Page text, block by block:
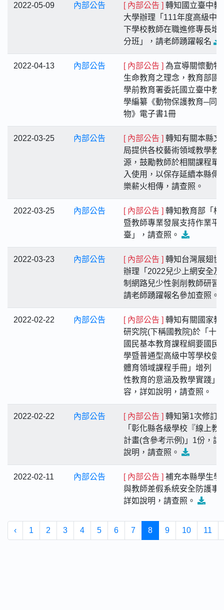
2022-05-09 內部公告 [ 內部公告 ] 轉知國立臺中教
大學辦理「111年度高級中
下學校教師在職進修專長增
分班」，請老師踴躍報名
2022-04-13 內部公告 [ 內部公告 ] 為宣導關懷動物
生命教育之理念，教育部國
學前教育署委託國立臺中教
學編纂《動物保護教育─同
物》電子書1冊
2022-03-25 內部公告 [ 內部公告 ] 轉知有關本縣文
局提供各校藝術領域教學教
源，鼓勵教師於相關課程單
入使用，以保存延續本縣傳
樂薪火相傳，請查照。
2022-03-25 內部公告 [ 內部公告 ] 轉知教育部「校
暨教師專業發展支持作業平
臺」，請查照。
2022-03-23 內部公告 [ 內部公告 ] 轉知台灣展翅協
辦理「2022兒少上網安全及
制網路兒少性剝削教師研習
請老師踴躍報名參加查照。
2022-02-22 內部公告 [ 內部公告 ] 轉知有關國家教
研究院(下稱國教院)於「十
國民基本教育課程綱要國民
學暨普通型高級中等學校健
體育領域課程手冊」增列「
性教育的意涵及教學實踐」
容，詳如說明，請查照。
2022-02-22 內部公告 [ 內部公告 ] 轉知第1次修訂
「彰化縣各級學校『線上教
計畫(含參考示例)」1份，詳
說明，請查照。
2022-02-11 內部公告 [ 內部公告 ] 補充本縣學生學
與教師差假系統安全防護事
詳如說明，請查照。
‹ 1 2 3 4 5 6 7 8 9 10 11